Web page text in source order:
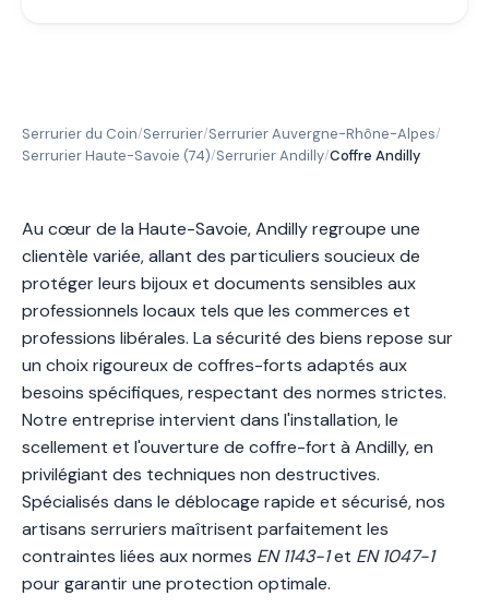
Serrurier du Coin/Serrurier/Serrurier Auvergne-Rhône-Alpes/
Serrurier Haute-Savoie (74)/Serrurier Andilly/Coffre Andilly
Au cœur de la Haute-Savoie, Andilly regroupe une
clientèle variée, allant des particuliers soucieux de
protéger leurs bijoux et documents sensibles aux
professionnels locaux tels que les commerces et
professions libérales. La sécurité des biens repose sur
un choix rigoureux de coffres-forts adaptés aux
besoins spécifiques, respectant des normes strictes.
Notre entreprise intervient dans l'installation, le
scellement et l'ouverture de coffre-fort à Andilly, en
privilégiant des techniques non destructives.
Spécialisés dans le déblocage rapide et sécurisé, nos
artisans serruriers maîtrisent parfaitement les
contraintes liées aux normes EN 1143-1et EN 1047-1
pour garantir une protection optimale.